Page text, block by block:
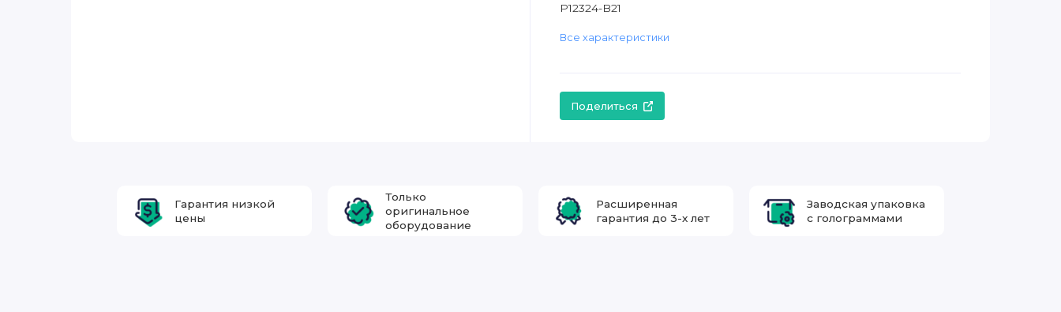
P12324-B21
Все характеристики
Поделиться
Гарантия низкой
цены
Только
оригинальное
оборудование
Расширенная
гарантия до 3-х лет
Заводская упаковка
с голограммами